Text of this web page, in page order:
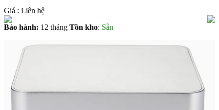
Giá : Liên hệ
Bảo hành: 12 tháng Tồn kho: Sẵn